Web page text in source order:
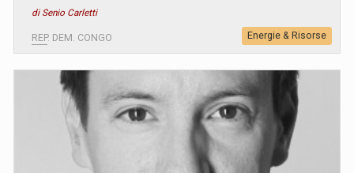
di Senio Carletti
REP. DEM. CONGO Energie & Risorse